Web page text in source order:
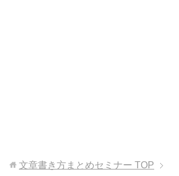
文章書き方まとめセミナー TOP